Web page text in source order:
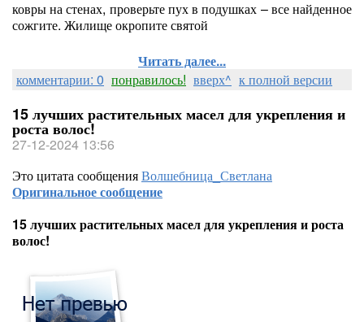
ковры на стенах, проверьте пух в подушках – все найденное
сожгите. Жилище окропите святой
Читать далее...
комментарии: 0 понравилось! вверх^ к полной версии
15 лучших растительных масел для укрепления и
роста волос!
27-12-2024 13:56
Это цитата сообщенияВолшебница_Светлана
Оригинальное сообщение
15 лучших растительных масел для укрепления и роста
волос!